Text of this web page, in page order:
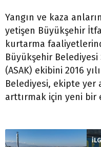
Yangın ve kaza
yetişen Büyükşehir
kurtarma
Büyükşehir
(ASAK) ekibini 2016
Belediyesi, ekipte yer
arttırmak için yeni bir